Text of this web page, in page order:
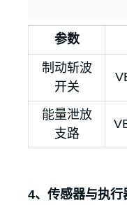
参数
制动斩波
开关
能量泄放
支路
4、传感器与执